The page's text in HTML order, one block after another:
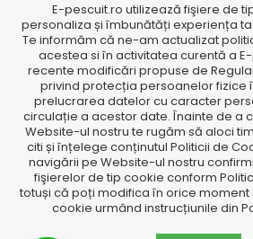
E-pescuit.ro utilizează fişiere de
personaliza și îmbunătăți experiența
Te informăm că ne-am actualizat
acestea si în activitatea curentă a
recente modificări propuse de
privind protecția persoanelor fizice
prelucrarea datelor cu caracter
circulație a acestor date. Înainte de a
Website-ul nostru te rugăm să aloci
citi și înțelege conținutul Politicii de
navigării pe Website-ul nostru
fişierelor de tip cookie conform
totuși că poți modifica în orice
cookie urmând instrucțiunile din